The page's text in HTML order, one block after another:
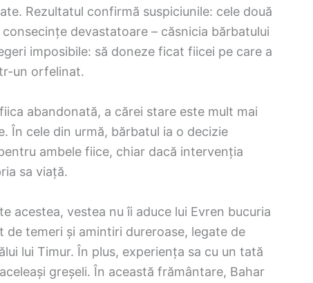
Rezultatul confirmă suspiciunile: cele două
devastatoare – căsnicia bărbatului
imposibile: să doneze ficat fiicei pe care a
un orfelinat.
abandonată, a cărei stare este mult mai
În cele din urmă, bărbatul ia o decizie
ambele fiice, chiar dacă intervenția
sa viață.
acestea, vestea nu îi aduce lui Evren bucuria
temeri și amintiri dureroase, legate de
lui Timur. În plus, experiența sa cu un tată
greșeli. În această frământare, Bahar